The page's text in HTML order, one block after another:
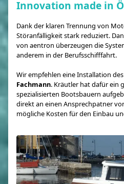
Innovation made in
Dank der klaren Trennung von
Störanfälligkeit stark reduziert.
von aentron überzeugen die
anderem in der Berufsschifffahrt.
Wir empfehlen eine Installation
Fachmann. Kräutler hat dafür ein
spezialisierten Bootsbauern
direkt an einen Ansprechpatner
mögliche Kosten für den Einbau